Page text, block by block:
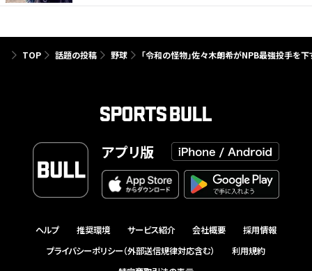
TOP 話題の投稿 野球 「令和の怪物」佐々木朗希がNPB最強投手を下
アプリ版
ヘルプ 推奨環境 サービス紹介 会社概要
採用情報
プライバシーポリシー（外部送信規律対応含む）
利用規約